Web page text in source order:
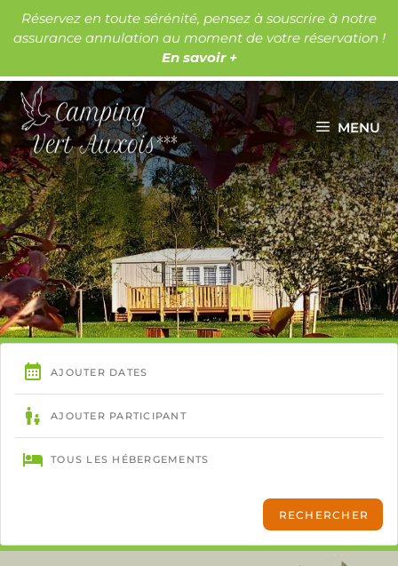
Aller
au
Réservez en toute sérénité, pensez à souscrire à notre
assurance annulation au moment de votre réservation !
En savoir +
MENU
Les lacs
Les châteaux